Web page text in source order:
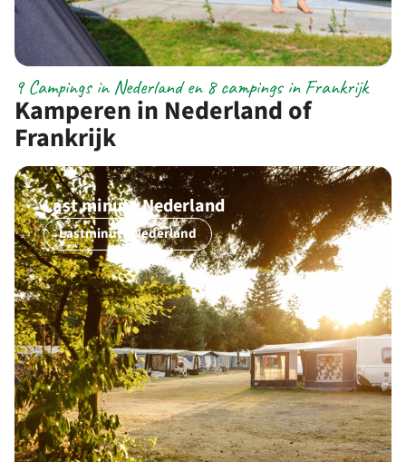
Kamperen in Nederland of
Frankrijk
9 Campings in Nederland en 8 campings in Frankrijk
Last minute Nederland
Lastminute Nederland